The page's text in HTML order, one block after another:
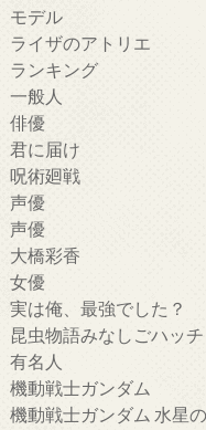
モデル
ライザのアトリエ
ランキング
一般人
俳優
君に届け
呪術廻戦
声優
声優
大橋彩香
女優
実は俺、最強でした？
昆虫物語みなしごハッチ
有名人
機動戦士ガンダム
機動戦士ガンダム 水星